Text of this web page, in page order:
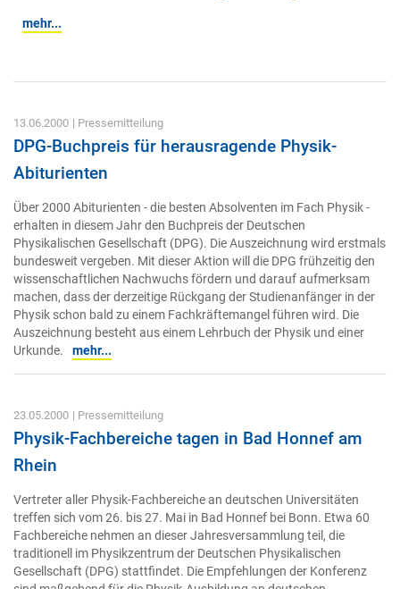
mehr...
13.06.2000 | Pressemitteilung
DPG-Buchpreis für herausragende Physik-
Abiturienten
Über 2000 Abiturienten - die besten Absolventen im Fach Physik -
erhalten in diesem Jahr den Buchpreis der Deutschen
Physikalischen Gesellschaft (DPG). Die Auszeichnung wird erstmals
bundesweit vergeben. Mit dieser Aktion will die DPG frühzeitig den
wissenschaftlichen Nachwuchs fördern und darauf aufmerksam
machen, dass der derzeitige Rückgang der Studienanfänger in der
Physik schon bald zu einem Fachkräftemangel führen wird. Die
Auszeichnung besteht aus einem Lehrbuch der Physik und einer
Urkunde.
mehr...
23.05.2000 | Pressemitteilung
Physik-Fachbereiche tagen in Bad Honnef am
Rhein
Vertreter aller Physik-Fachbereiche an deutschen Universitäten
treffen sich vom 26. bis 27. Mai in Bad Honnef bei Bonn. Etwa 60
Fachbereiche nehmen an dieser Jahresversammlung teil, die
traditionell im Physikzentrum der Deutschen Physikalischen
Gesellschaft (DPG) stattfindet. Die Empfehlungen der Konferenz